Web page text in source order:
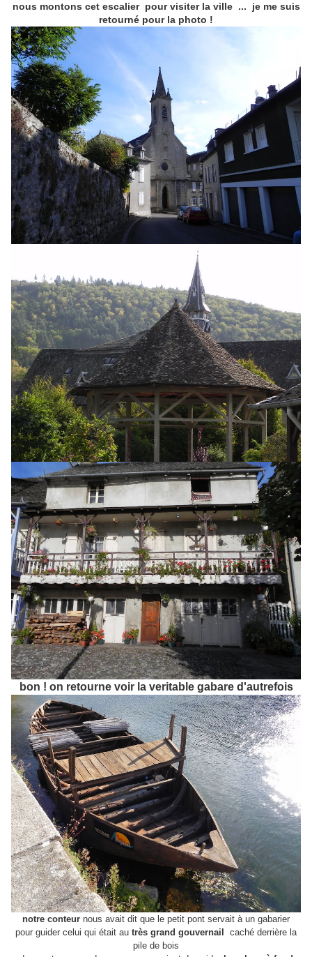
nous montons cet escalier pour visiter la ville ... je me suis
retourné pour la photo !
bon ! on retourne voir la veritable gabare d'autrefois
notre conteur nous avait dit que le petit pont servait à un gabarier
pour guider celui qui était au très grand gouvernail
caché derrière la
pile de bois